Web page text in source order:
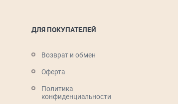
ДЛЯ ПОКУПАТЕЛЕЙ
Возврат и обмен
Оферта
Политика
конфиденциальности